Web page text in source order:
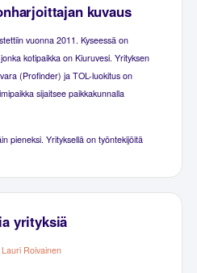
kuvaus
vuonna 2011. Kyseessä on
kotipaikka on Kiuruvesi. Yrityksen
(Profinder) ja TOL-luokitus on
sijaitsee paikkakunnalla
pieneksi. Yrityksellä on työntekijöitä
yrityksiä
Roivainen